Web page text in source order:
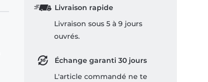
Livraison rapide
Livraison sous 5 à 9 jours
ouvrés.
Échange garanti 30 jours
L'article commandé ne te